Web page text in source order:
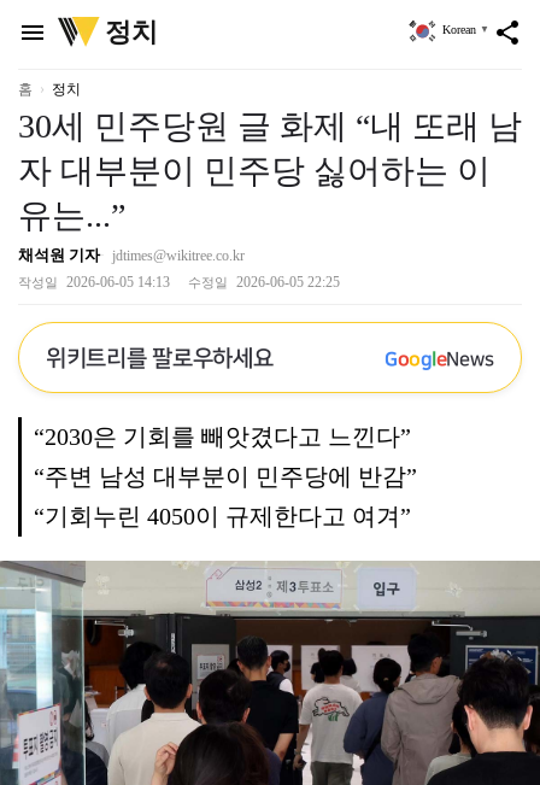
menu
위
키
정치 share
Korean ▼
홈 정치
30세 민주당원 글 화제 “내 또래 남
자 대부분이 민주당 싫어하는 이
유는...”
채석원 기자 jdtimes@wikitree.co.kr
작성일 2026-06-05 14:13 수정일 2026-06-05 22:25
위키트리를 팔로우하세요 GoogleNews
“2030은 기회를 빼앗겼다고 느낀다”
“주변 남성 대부분이 민주당에 반감”
“기회누린 4050이 규제한다고 여겨”